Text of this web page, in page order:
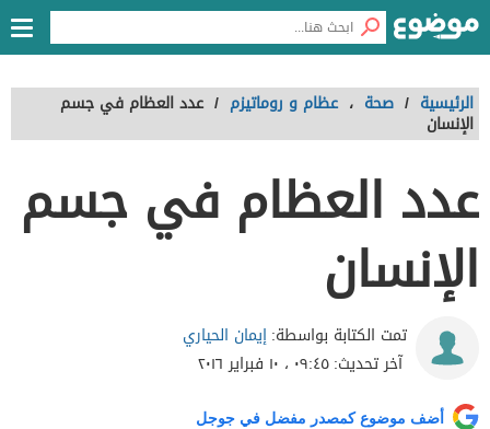
الرئيسية / صحة ، عظام و روماتيزم / عدد العظام في جسم
الإنسان
عدد العظام في جسم
الإنسان
تمت الكتابة بواسطة:إيمان الحياري
آخر تحديث:٠٩:٤٥ ، ١٠ فبراير ٢٠١٦
أضف موضوع كمصدر مفضل في جوجل